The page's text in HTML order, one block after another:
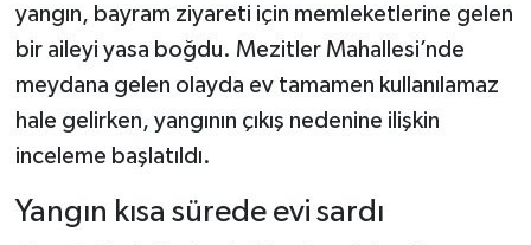
yangın, bayram ziyareti için memleketlerine gelen
bir aileyi yasa boğdu. Mezitler Mahallesi’nde
meydana gelen olayda ev tamamen kullanılamaz
hale gelirken, yangının çıkış nedenine ilişkin
inceleme başlatıldı.
Yangın kısa sürede evi sardı